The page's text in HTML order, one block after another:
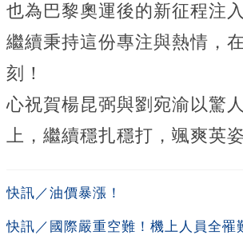
也為巴黎奧運後的新征程注
繼續秉持這份專注與熱情，
刻！
心祝賀楊昆弼與劉宛渝以驚
上，繼續穩扎穩打，颯爽英
快訊／油價暴漲！
快訊／國際嚴重空難！機上人員全罹